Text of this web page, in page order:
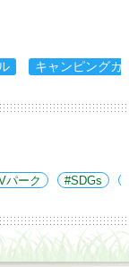
キャンピングカ
パーク SDGs